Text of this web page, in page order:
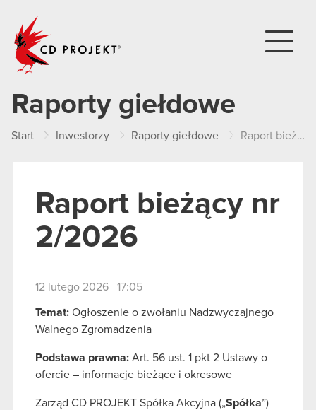
Raporty giełdowe
Start Inwestorzy Raporty giełdowe Raport bieżący nr 2/2026
Raport bieżący nr
2/2026
12 lutego 2026 17:05
Temat: Ogłoszenie o zwołaniu Nadzwyczajnego
Walnego Zgromadzenia
Podstawa prawna: Art. 56 ust. 1 pkt 2 Ustawy o
ofercie – informacje bieżące i okresowe
Zarząd CD PROJEKT Spółka Akcyjna („Spółka”)